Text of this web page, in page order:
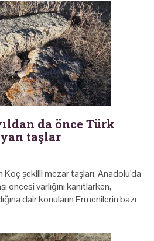
da önce Türk
taşlar
şekilli mezar taşları, Anadolu'da
öncesi varlığını kanıtlarken,
dair konuların Ermenilerin bazı